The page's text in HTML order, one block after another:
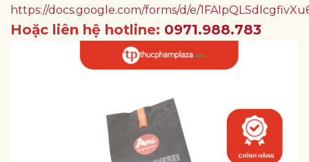
https://docs.google.com/forms/d/e/
Hoặc liên hệ hotline: 0971.988.783